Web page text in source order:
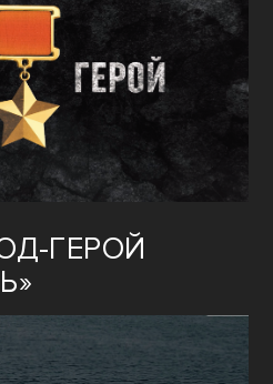
ГЕРОЙ